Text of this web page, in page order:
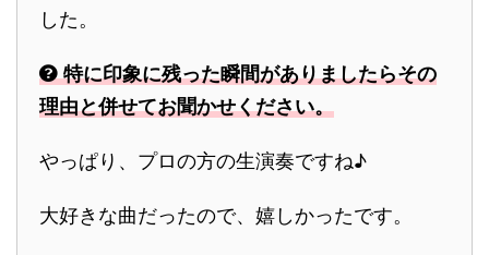
した。
特に印象に残った瞬間がありましたらその
理由と併せてお聞かせください。
やっぱり、プロの方の生演奏ですね♪
大好きな曲だったので、嬉しかったです。